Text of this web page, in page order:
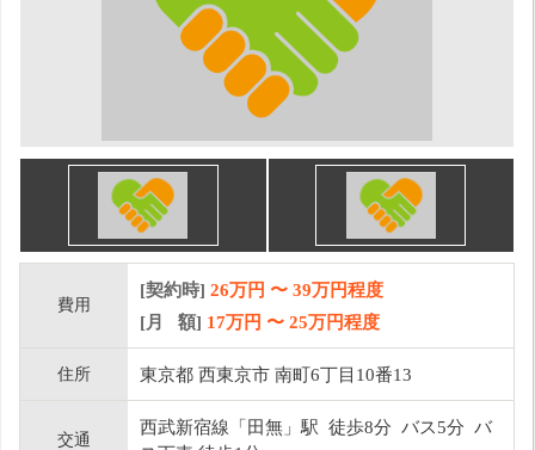
費用
[契約時] 26万円 〜 39万円程度
[月 額] 17万円 〜 25万円程度
住所 東京都 西東京市 南町6丁目10番13
交通
西武新宿線「田無」駅 徒歩8分 バス5分 バ